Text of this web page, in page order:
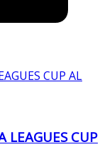
LEAGUES CUP